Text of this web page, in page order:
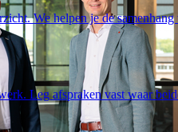
We helpen je de samenhang
Leg afspraken vast waar